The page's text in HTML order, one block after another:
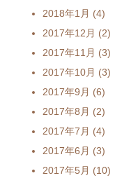
2018年1月 (4)
2017年12月 (2)
2017年11月 (3)
2017年10月 (3)
2017年9月 (6)
2017年8月 (2)
2017年7月 (4)
2017年6月 (3)
2017年5月 (10)